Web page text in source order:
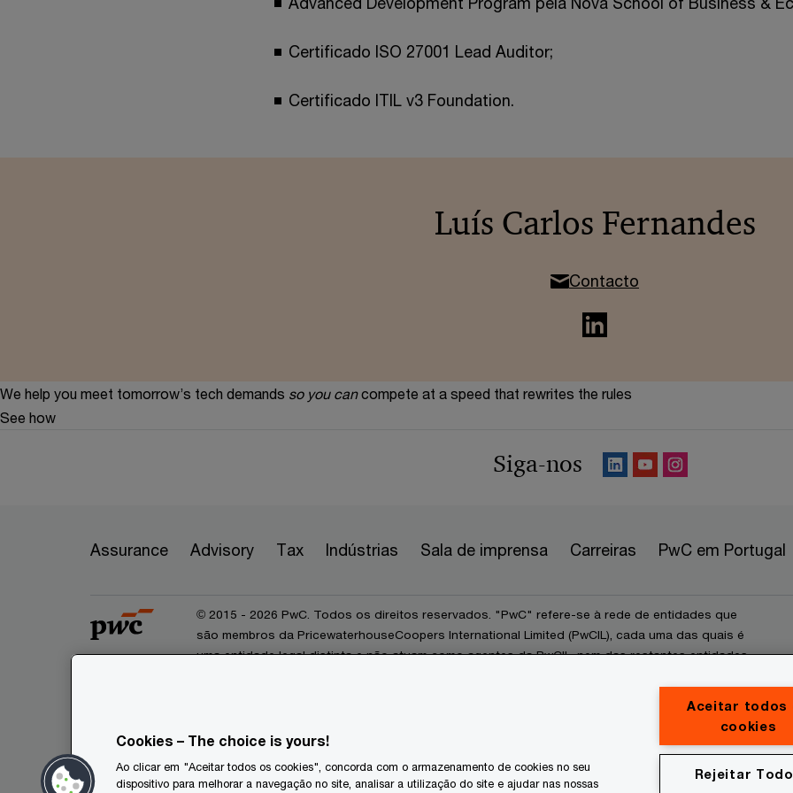
Certificado ISO 27001 Lead Auditor;
Certificado ITIL v3 Foundation.
Luís Carlos Fernandes
Contacto
We help you meet tomorrow’s tech demands so you can compete at a speed that rewrites the rules
See how
Siga-nos
Assurance Advisory Tax Indústrias Sala de imprensa Carreiras PwC em Portugal
© 2015 - 2026 PwC. Todos os direitos reservados. "PwC" refere-se à rede de entidades que
são membros da PricewaterhouseCoopers International Limited (PwCIL), cada uma das quais é
uma entidade legal distinta e não atuam como agentes da PwCIL, nem das restantes entidades
juridicamente. Nenhuma das entidades pertencentes à rede PwC exerce qualquer controlo
sobre, nem vincula juridicamente as demais entidades no exercício da sua atividade
profissional pelo que não poderão as mesmas ser responsabilizadas, a que título for, perante
Cookies – The choice is yours!
Ao clicar em "Aceitar todos os cookies", concorda com o armazenamento de cookies no seu
dispositivo para melhorar a navegação no site, analisar a utilização do site e ajudar nas nossas
Aceitar todos
cookies
Rejeitar